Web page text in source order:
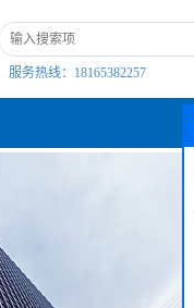
服务热线： 18165382257